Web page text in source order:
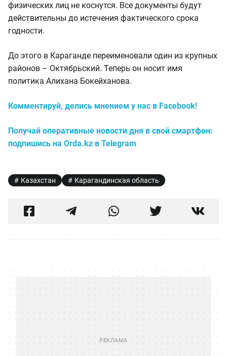
физических лиц не коснутся. Все документы будут
действительны до истечения фактического срока
годности.
До этого в Караганде переименовали один из крупных
районов – Октябрьский. Теперь он носит имя
политика Алихана Бокейханова.
Комментируй, делись мнением у нас в Facebook!
Получай оперативные новости дня в свой смартфон:
подпишись на Orda.kz в Telegram
Казахстан Карагандинская область